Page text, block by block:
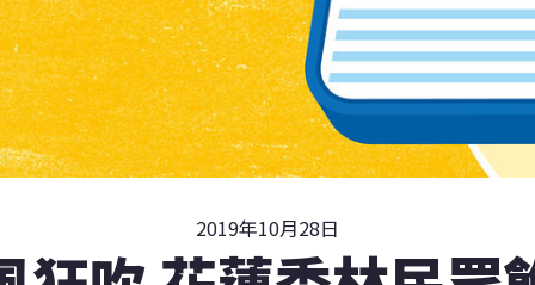
2019年10月28日